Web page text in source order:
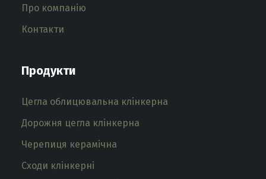
Про компанію
Контакти
Продукти
Цегла облицювальна клінкерна
Дорожня цегла клінкерна
Черепиця керамічна
Сходи клінкерні